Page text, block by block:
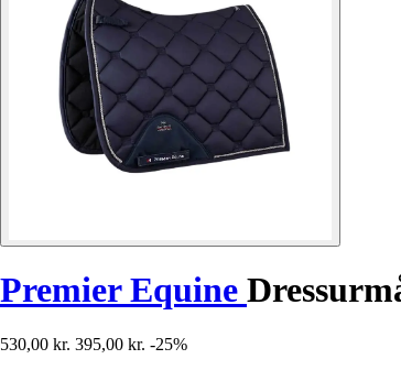
Premier Equine
530,00 kr. 395,00 kr. -25%